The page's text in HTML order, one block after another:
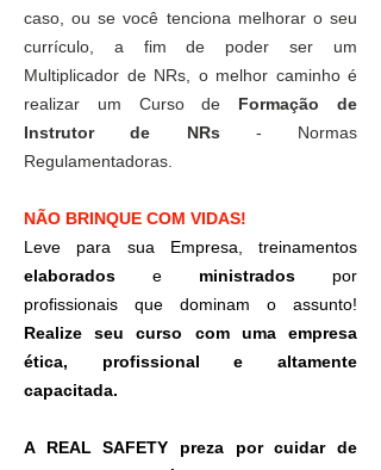
caso, ou se você tenciona melhorar o seu
currículo, a fim de poder ser um
Multiplicador de NRs, o melhor caminho é
realizar um Curso de Formação de
Instrutor de NRs - Normas
Regulamentadoras.
NÃO BRINQUE COM VIDAS!
Leve para sua Empresa, treinamentos
elaborados e ministrados por
profissionais que dominam o assunto!
Realize seu curso com uma empresa
ética, profissional e altamente
capacitada.
A REAL SAFETY preza por cuidar de